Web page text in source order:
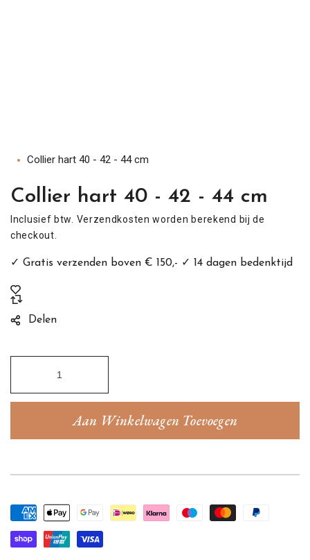
Collier hart 40 - 42 - 44 cm
Collier hart 40 - 42 - 44 cm
Inclusief btw. Verzendkosten worden berekend bij de
checkout.
✓ Gratis verzenden boven € 150,- ✓ 14 dagen bedenktijd
Delen
Aan Winkelwagen Toevoegen